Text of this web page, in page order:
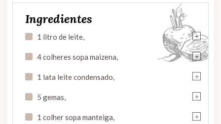
Ingredientes
+
1 litro de leite,
+
4 colheres sopa maizena,
+
1 lata leite condensado,
+
5 gemas,
+
1 colher sopa manteiga,